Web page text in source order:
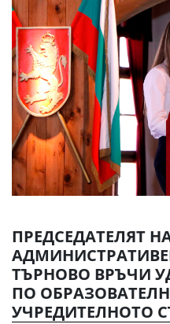
ПРЕДСЕДАТЕЛЯТ
ТЪРНОВО ВРЪЧИ
ПО
УЧРЕДИТЕЛНОТО